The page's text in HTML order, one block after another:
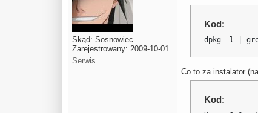
Skąd: Sosnowiec
Zarejestrowany: 2009-10-01
Serwis
Kod:
dpkg -l |
Co to za instalator
Kod: